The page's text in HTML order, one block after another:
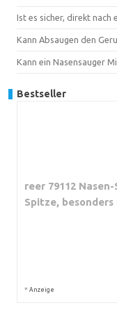
Ist es sicher, direkt nach
Kann Absaugen den
Kann ein Nasensauger
Bestseller
reer 79112
Spitze,
* Anzeige